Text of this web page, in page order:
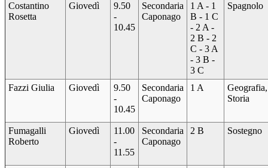
Costantino
Rosetta
Giovedì
9.50
-
10.45
Secondaria
Caponago
1 A - 1
B - 1 C
- 2 A -
2 B - 2
C - 3 A
- 3 B -
3 C
Spagnolo
Fazzi Giulia Giovedì
9.50
-
10.45
Secondaria
Caponago
1 A
Geografia,
Storia
Fumagalli
Roberto
Giovedì
11.00
-
11.55
Secondaria
Caponago
2 B Sostegno